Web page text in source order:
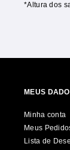
*Altura dos
MEUS
Minha conta
Meus
Lista de